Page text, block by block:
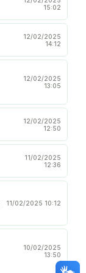
15:02
12/02/2025
14:12
12/02/2025
13:05
12/02/2025
12:50
11/02/2025
12:36
11/02/2025 10:12
10/02/2025
13:50